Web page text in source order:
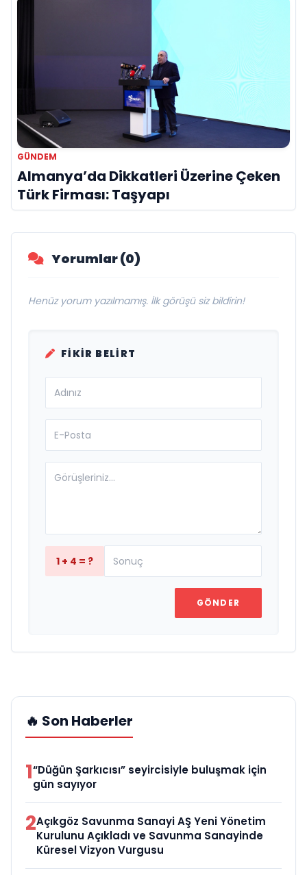
GÜNDEM
Almanya’da Dikkatleri Üzerine Çeken
Türk Firması: Taşyapı
Yorumlar (0)
Henüz yorum yazılmamış. İlk görüşü siz bildirin!
FIKIR BELIRT
1 + 4 = ?
GÖNDER
🔥 Son Haberler
1“Düğün Şarkıcısı” seyircisiyle buluşmak için
gün sayıyor
2Açıkgöz Savunma Sanayi AŞ Yeni Yönetim
Kurulunu Açıkladı ve Savunma Sanayinde
Küresel Vizyon Vurgusu